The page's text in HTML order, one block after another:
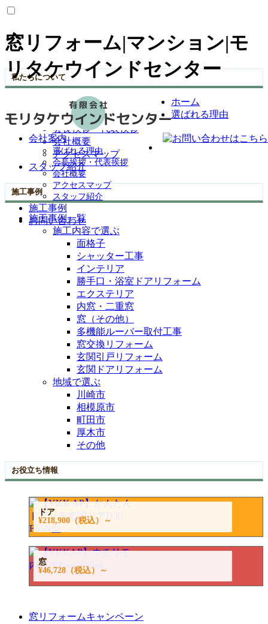
窓リフォーム|マンション|モ
リタケウインドセンター
ホーム
選ばれる理由
会社案内
選ばれる理由
会長挨拶・代表挨拶
会社概要
アクセスマップ
スタッフ紹介
施工事例
お問い合わせ
私たちについて
選ばれる理由
会社案内
会長挨拶・代表挨拶
会社概要
アクセスマップ
スタッフ紹介
施工事例
施工事例一覧
施工内容で選ぶ
面格子
シャッター工事
インテリア
勝手口・浴室ドアリフォーム
エクステリア
内窓・二重窓
窓（その他）
多機能ルーバー取付工事
窓交換リフォーム
玄関引戸リフォーム
玄関ドアリフォーム
地域で選ぶ
川崎市
相模原市
町田市
厚木市
その他
お役立ち情報
ドア
¥218,900（税込）～
窓
¥46,728（税込）～
窓リフォームキャンペーン